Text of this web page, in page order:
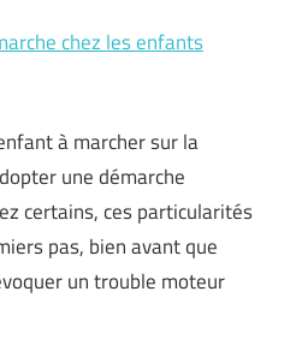
chez les enfants
à marcher sur la
une démarche
certains, ces particularités
pas, bien avant que
un trouble moteur